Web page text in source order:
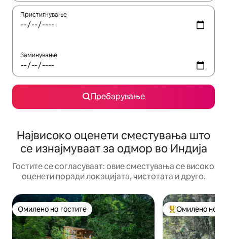
Пристигнување
Заминување
Пребарување
Највисоко оценети сместувања што
се изнајмуваат за одмор во Индија
Гостите се согласуваат: овие сместувања се високо
оценети поради локацијата, чистотата и друго.
Омилено на гостите
Омилено на гостите МеѓуОмилено на